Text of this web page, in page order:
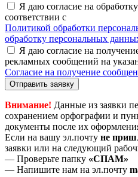
Я даю согласие на
соответствии с
Политикой обработки
обработку персональных
Я даю согласие на
рекламных сообщений на
Согласие на получение
Отправить заявку
Внимание! Данные из заявки
сохранением орфографии и
документы после их
Если на вашу эл.почту не
заявки или на следующий
— Проверьте папку «СПАМ»
— Напишите нам на эл.почту